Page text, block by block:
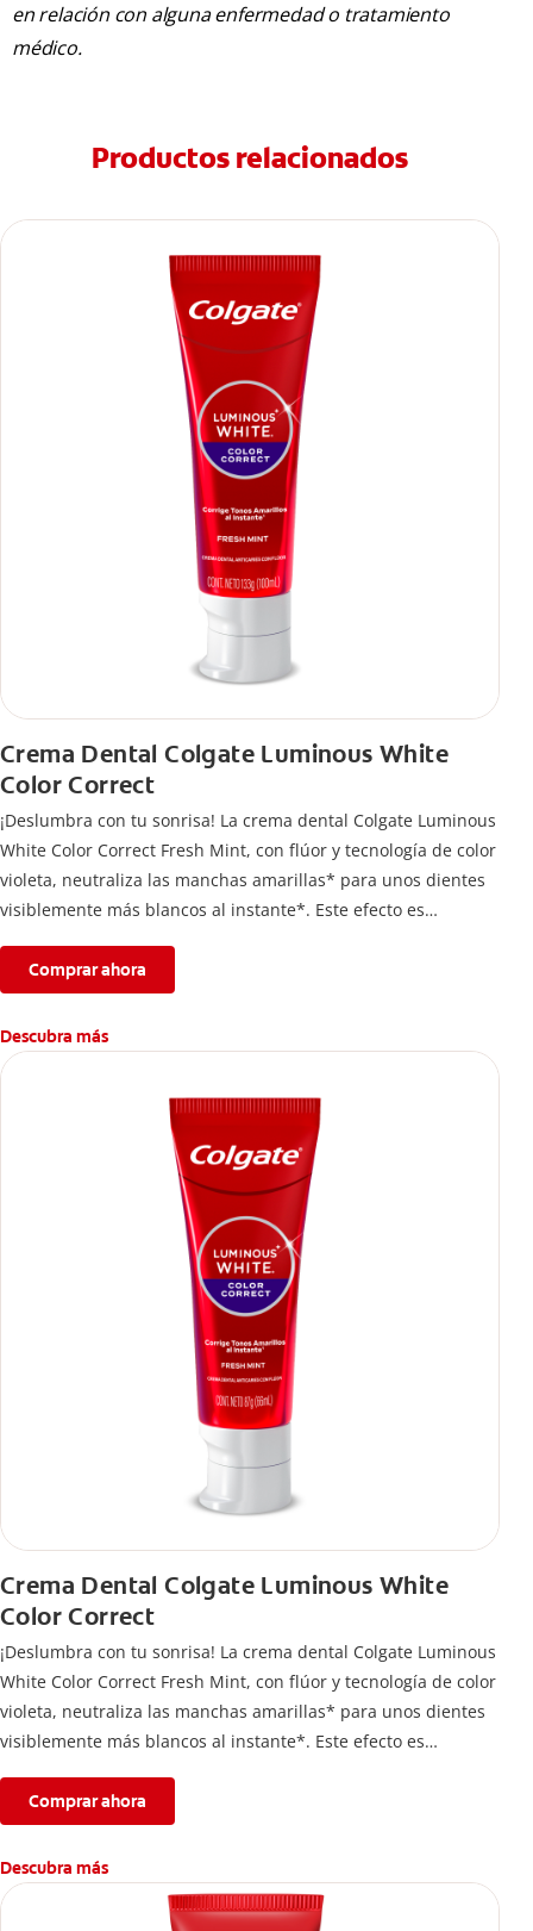
en relación con alguna enfermedad o tratamiento
médico.
Productos relacionados
Crema Dental Colgate Luminous White
Color Correct
¡Deslumbra con tu sonrisa! La crema dental Colgate Luminous
White Color Correct Fresh Mint, con flúor y tecnología de color
violeta, neutraliza las manchas amarillas* para unos dientes
visiblemente más blancos al instante*. Este efecto es
protege el esmalte dental.
*El efecto es temporal.
Comprar ahora
Descubra más
Crema Dental Colgate Luminous White
Color Correct
¡Deslumbra con tu sonrisa! La crema dental Colgate Luminous
White Color Correct Fresh Mint, con flúor y tecnología de color
violeta, neutraliza las manchas amarillas* para unos dientes
visiblemente más blancos al instante*. Este efecto es
protege el esmalte dental.
*El efecto es temporal.
Comprar ahora
Descubra más